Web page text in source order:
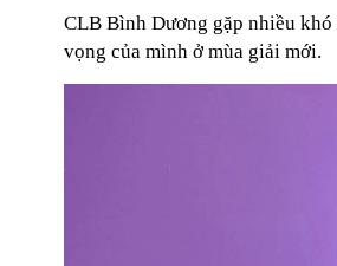
CLB Bình Dương gặp nhiều
vọng của mình ở mùa giải mới.